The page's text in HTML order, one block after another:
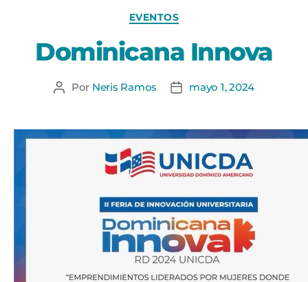
EVENTOS
Dominicana Innova
Por Neris Ramos mayo 1, 2024